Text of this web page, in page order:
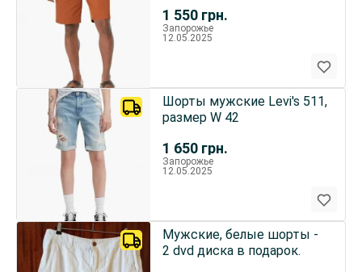
1 550 грн.
Запорожье
12.05.2025
1 650 грн.
Шорты мужские Levi's 511,
размер W 42
Запорожье
12.05.2025
Мужские, белые шорты -
2 dvd диска в подарок.